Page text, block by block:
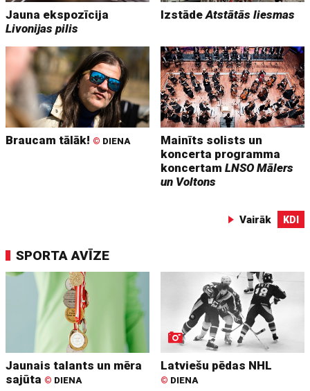
Jauna ekspozīcija
Livonijas pilis
IzstādeAtstātās liesmas
Braucam tālāk! © DIENA
Mainīts solists un
koncerta programma
koncertamLNSO Mālers
un Voltons
Vairāk KDI
SPORTA AVĪZE
Jaunais talants un mēra
sajūta © DIENA
Latviešu pēdas NHL
© DIENA